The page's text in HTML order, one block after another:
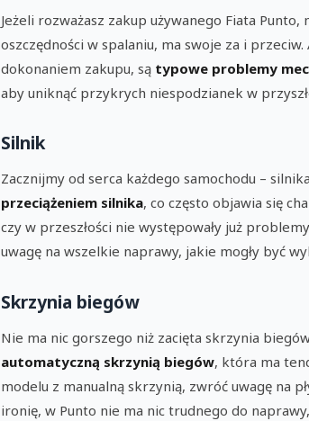
Jeżeli rozważasz zakup używanego Fiata
oszczędności w spalaniu, ma swoje za i
dokonaniem zakupu, są typowe problemy
aby uniknąć przykrych niespodzianek w
Silnik
Zacznijmy od serca każdego samochodu –
przeciążeniem silnika, co często objawia się
czy w przeszłości nie występowały już
uwagę na wszelkie naprawy, jakie mogły być
Skrzynia biegów
Nie ma nic gorszego niż zacięta skrzynia
automatyczną skrzynią biegów, która ma
modelu z manualną skrzynią, zwróć uwagę na
ironię, w Punto nie ma nic trudnego do